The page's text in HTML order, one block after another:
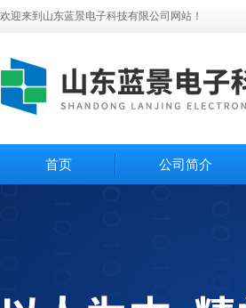
欢迎来到山东蓝景电子科技有限公司网站！
首页 公司简介